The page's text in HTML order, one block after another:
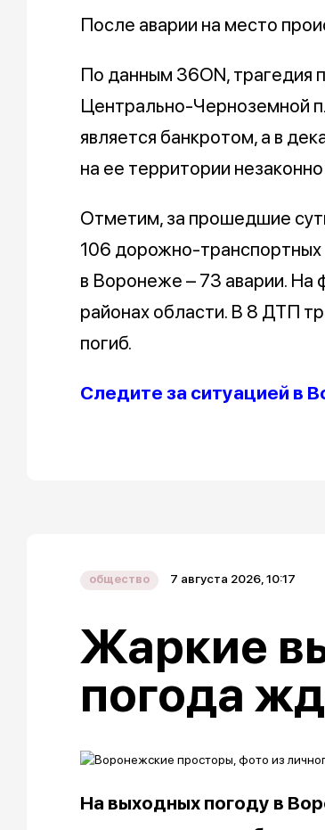
После аварии на место
По данным 36ON, трагедия
Центрально-Черноземной
является банкротом, а в
на ее территории
Отметим, за прошедшие
106 дорожно-
в Воронеже – 73 аварии. На
районах области. В 8 ДТП
погиб.
Следите за ситуацией в
общество 7 августа 2026, 10:17
Жаркие
погода
На выходных погоду в